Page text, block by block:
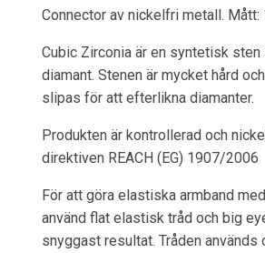
Connector av nickelfri metall. Mått:
Cubic Zirconia är en syntetisk sten
diamant. Stenen är mycket hård
slipas för att efterlikna diamanter.
Produkten är kontrollerad och
direktiven REACH (EG) 1907/2006
För att göra elastiska armband
använd flat elastisk tråd och big
snyggast resultat. Tråden används